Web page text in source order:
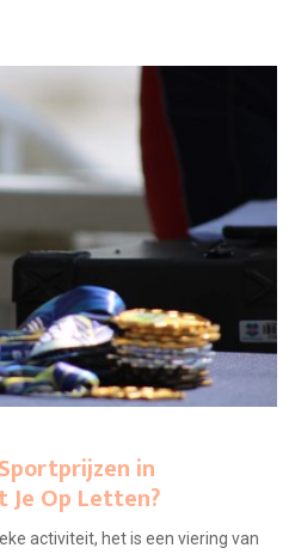
in
Op Letten?
activiteit, het is een viering van